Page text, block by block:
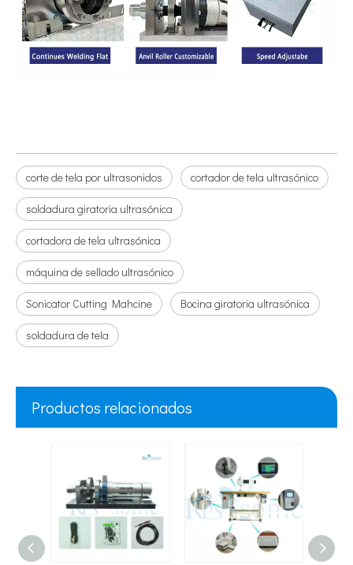
corte de tela por ultrasonidos cortador de tela ultrasónico
soldadura giratoria ultrasónica
cortadora de tela ultrasónica
máquina de sellado ultrasónico
Sonicator Cutting Mahcine Bocina giratoria ultrasónica
soldadura de tela
Productos relacionados